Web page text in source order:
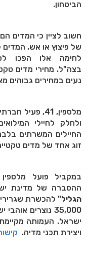
הביטחון.
חשוב לציין כי המדים
לחימה אלו הפכו
בצה"ל.מחירי מדים
נעים במחירים גבוהים
מלספין, 41,
ולחלק לחיילי
החיילים המשרתים
זוג אחד של מדים
במקביל פועל
ההסברה של מדינת
הגליל"להכשרת
35,000 נוצרים
ישראל. העמותה מקיימת
ויצירת תכני מדיה.קישור